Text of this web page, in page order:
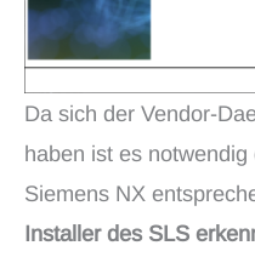
Da sich der Vendor-
haben ist es
Siemens NX
Installer des SLS